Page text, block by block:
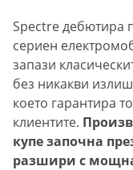
Spectre дебютира
сериен
запази
без никакви
което гарантира
клиентите.
купе започна
разшири с